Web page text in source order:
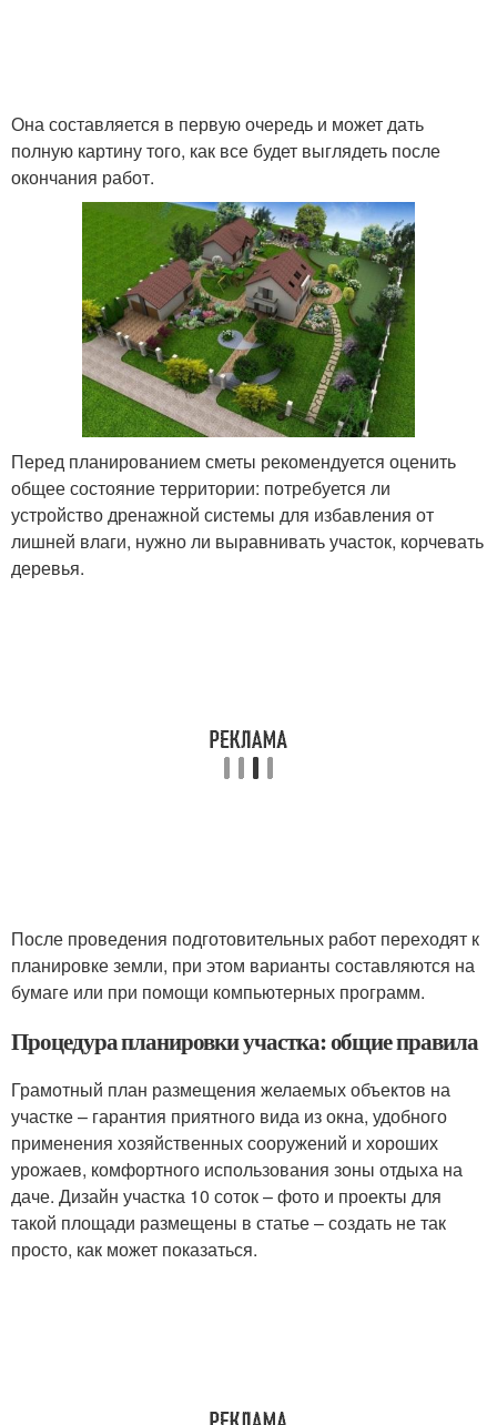
Она составляется в первую очередь и может дать
полную картину того, как все будет выглядеть после
окончания работ.
Перед планированием сметы рекомендуется оценить
общее состояние территории: потребуется ли
устройство дренажной системы для избавления от
лишней влаги, нужно ли выравнивать участок, корчевать
деревья.
После проведения подготовительных работ переходят к
планировке земли, при этом варианты составляются на
бумаге или при помощи компьютерных программ.
Процедура планировки участка: общие правила
Грамотный план размещения желаемых объектов на
участке – гарантия приятного вида из окна, удобного
применения хозяйственных сооружений и хороших
урожаев, комфортного использования зоны отдыха на
даче. Дизайн участка 10 соток – фото и проекты для
такой площади размещены в статье – создать не так
просто, как может показаться.